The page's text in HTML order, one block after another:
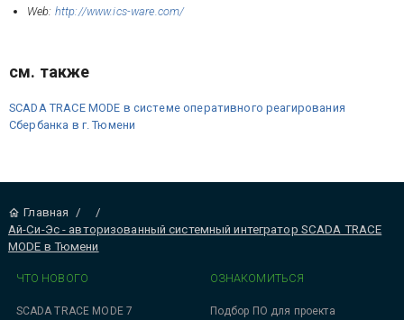
Web: http://www.ics-ware.com/
см. также
SCADA TRACE MODE в системе оперативного реагирования
Сбербанка в г. Тюмени
Главная /
/
Ай-Си-Эс - авторизованный системный интегратор SCADA TRACE
MODE в Тюмени
ЧТО НОВОГО
SCADA TRACE MODE 7
ОЗНАКОМИТЬСЯ
Подбор ПО для проекта